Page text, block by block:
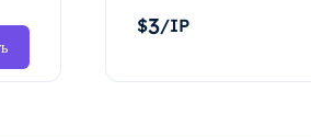
$3/IP